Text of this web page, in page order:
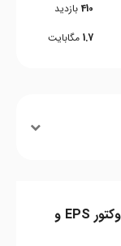
410 بازدید
1.7 مگابایت
طرح گرافیکی قلب با پرچم ایران – فایل وکتور EPS و